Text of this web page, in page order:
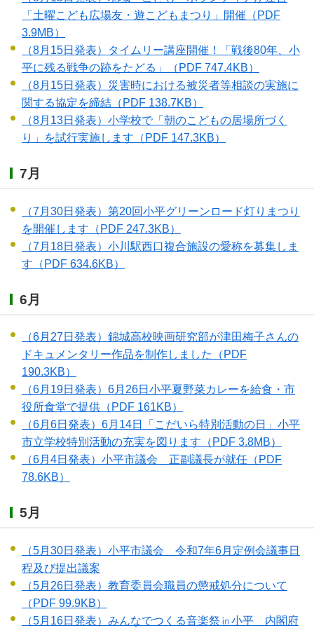
「土曜こども広場友・遊こどもまつり」開催 （PDF
3.9MB）
（8月15日発表）タイムリー講座開催！「戦後80年、小
平に残る戦争の跡をたどる」
（PDF 747.4KB）
（8月15日発表）災害時における被災者等相談の実施に
関する協定を締結 （PDF 138.7KB）
（8月13日発表）小学校で「朝のこどもの居場所づく
り」を試行実施します （PDF 147.3KB）
7月
（7月30日発表）第20回小平グリーンロード灯りまつり
を開催します （PDF 247.3KB）
（7月18日発表）小川駅西口複合施設の愛称を募集しま
す （PDF 634.6KB）
6月
（6月27日発表）錦城高校映画研究部が津田梅子さんの
ドキュメンタリー作品を制作しました
（PDF
190.3KB）
（6月19日発表）6月26日小平夏野菜カレーを給食・市
役所食堂で提供 （PDF 161KB）
（6月6日発表）6月14日「こだいら特別活動の日」小平
市立学校特別活動の充実を図ります （PDF 3.8MB）
（6月4日発表）小平市議会 正副議長が就任 （PDF
78.6KB）
5月
（5月30日発表）小平市議会 令和7年6月定例会議事日
程及び提出議案
（5月26日発表）教育委員会職員の懲戒処分について
（PDF 99.9KB）
（5月16日発表）みんなでつくる音楽祭㏌小平 内閣府